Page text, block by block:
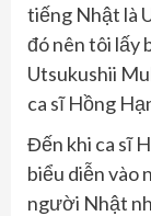
tiếng Nhật là
đó nên tôi lấy
Utsukushii
ca sĩ Hồng
Đến khi ca sĩ
biểu diễn vào
người Nhật